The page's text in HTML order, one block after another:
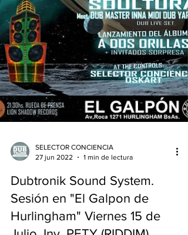
SELECTOR CONCIENCIA
27 jun 2022
1 min de lectura